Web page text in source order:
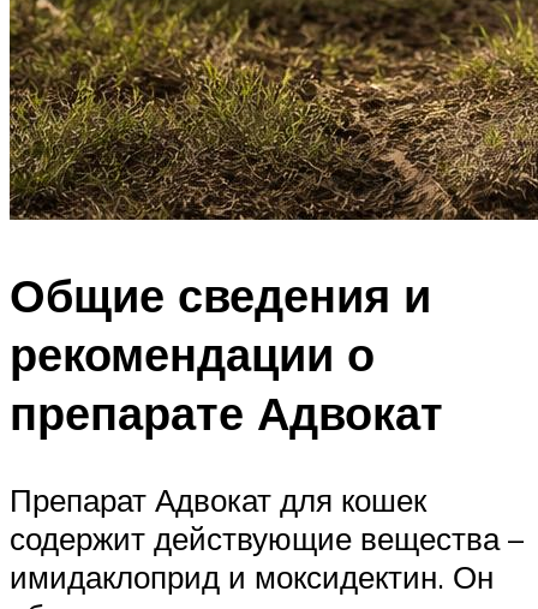
Общие сведения и
рекомендации о
препарате Адвокат
Препарат Адвокат для кошек
содержит действующие вещества –
имидаклоприд и моксидектин. Он